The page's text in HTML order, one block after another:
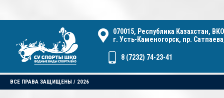
070015, Республика Казахстан,
г. Усть-Каменогорск, пр.
8 (7232) 74-23-41
ВСЕ ПРАВА ЗАЩИЩЕНЫ / 2026